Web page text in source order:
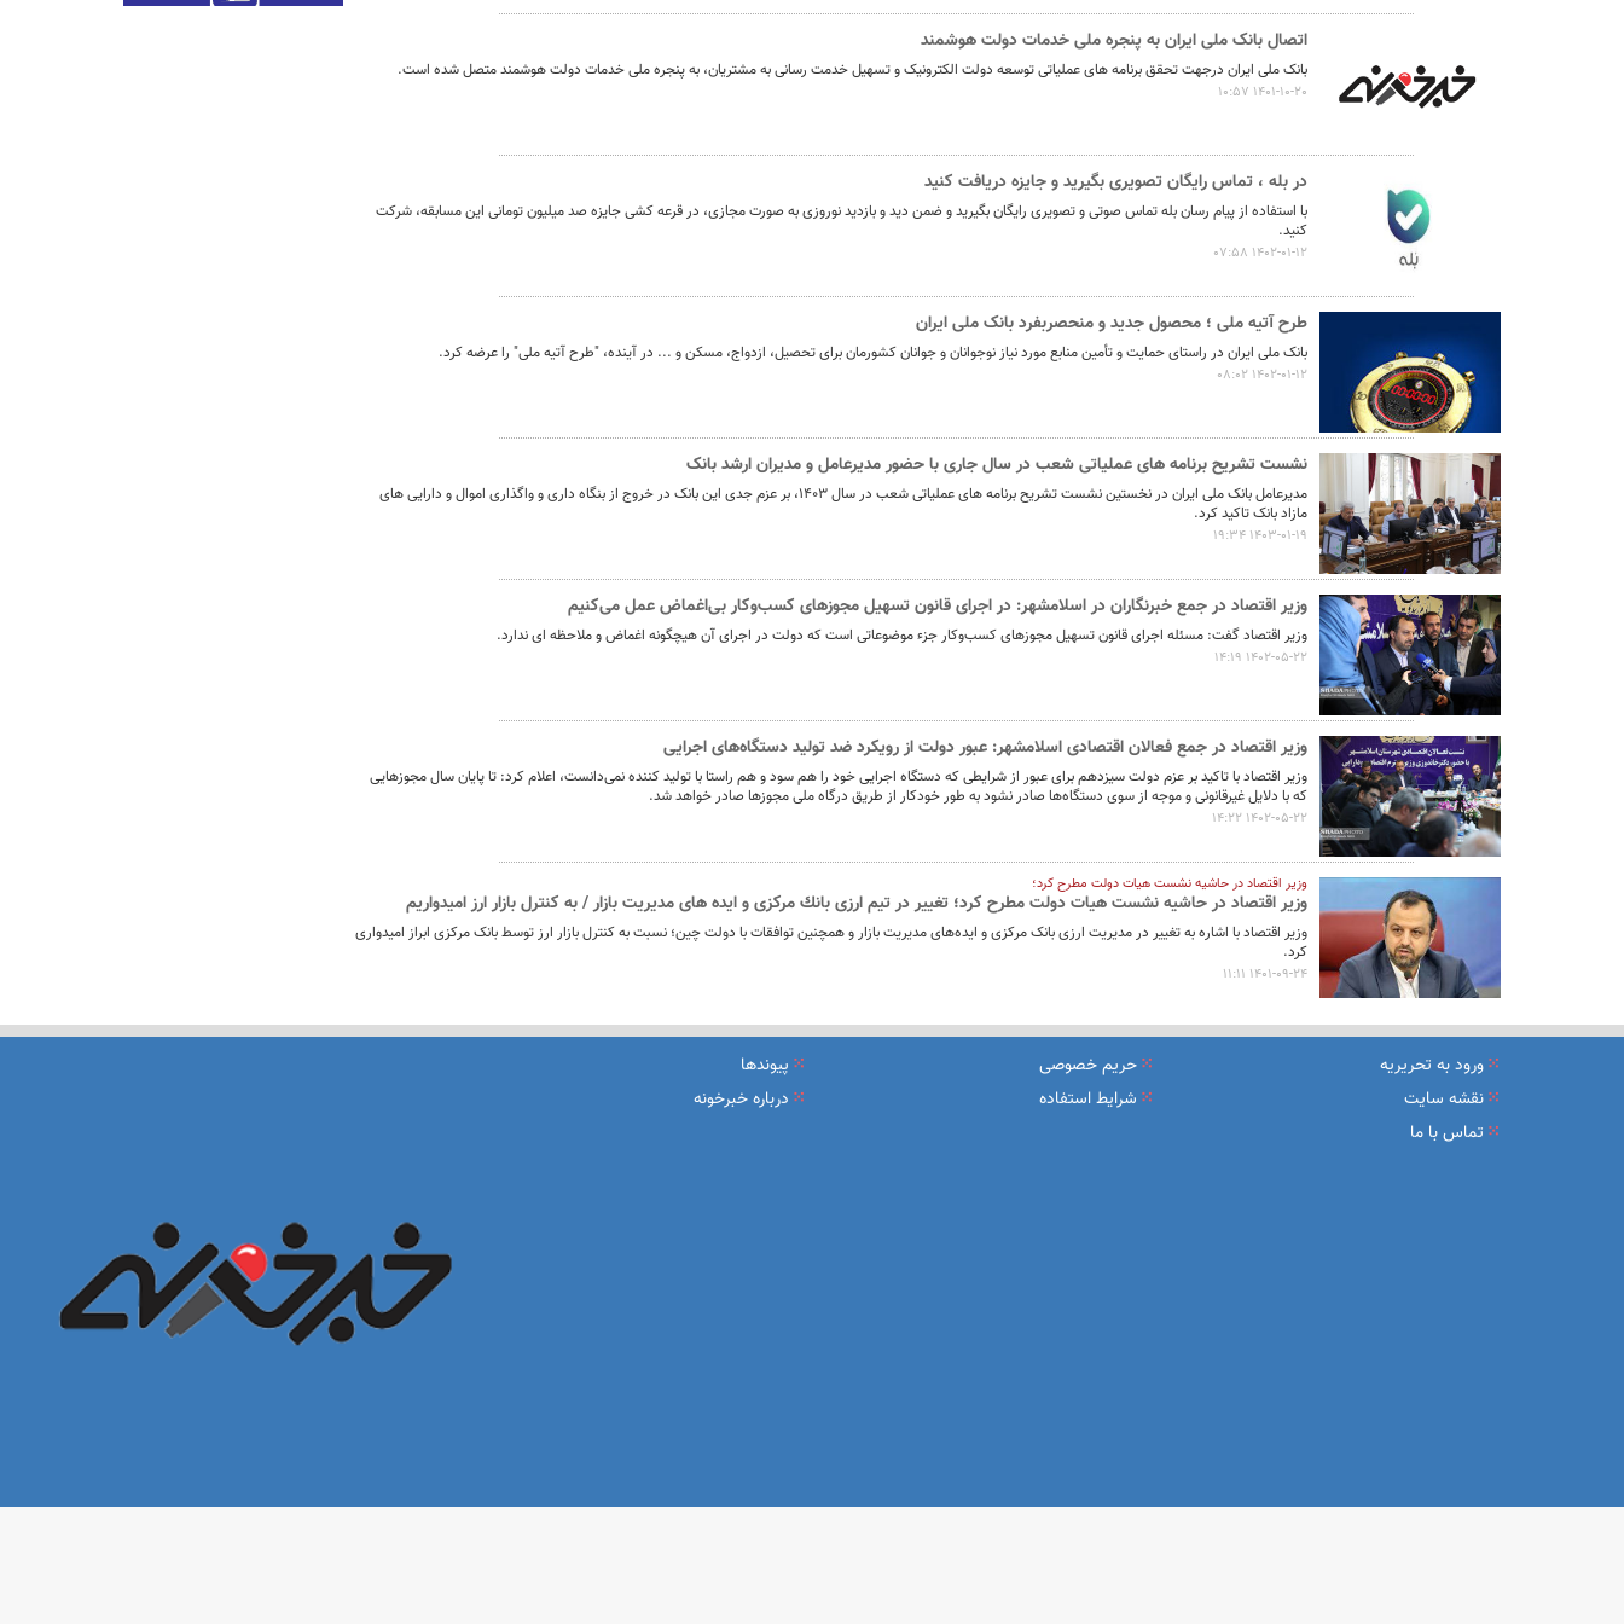
عقد تفاهم نامه عرضه محصول «مستمری مادام العمر ارس» بین شرکت بیمه باران و گروه صنعتی انتخاب
آغاز فرایند اجرایی طرح مولدسازی بعد از نوروز
طرح آتیه ملی ؛ محصول جدید و منحصربفرد بانک ملی ایران
اتصال بانک ملی ایران به پنجره ملی خدمات دولت هوشمند
بانک ملی ایران درجهت تحقق برنامه های عملیاتی توسعه دولت الکترونیک و تسهیل خدمت رسانی به مشتریان، به پنجره ملی خدمات دولت هوشمند متصل شده است.
1401-10-20 10:57
در بله ، تماس رایگان تصویری بگیرید و جایزه دریافت کنید
با استفاده از پیام رسان بله تماس صوتی و تصویری رایگان بگیرید و ضمن دید و بازدید نوروزی به صورت مجازی، در قرعه کشی جایزه صد میلیون تومانی این مسابقه، شرکت
کنید.
1402-01-12 07:58
طرح آتیه ملی ؛ محصول جدید و منحصربفرد بانک ملی ایران
بانک ملی ایران در راستای حمایت و تأمین منابع مورد نیاز نوجوانان و جوانان کشورمان برای تحصیل، ازدواج، مسکن و ... در آینده، "طرح آتیه ملی" را عرضه کرد.
1402-01-12 08:02
نشست تشریح برنامه های عملیاتی شعب در سال جاری با حضور مدیرعامل و مدیران ارشد بانک
مدیرعامل بانک ملی ایران در نخستین نشست تشریح برنامه های عملیاتی شعب در سال 1403، بر عزم جدی این بانک در خروج از بنگاه داری و واگذاری اموال و دارایی های
مازاد بانک تاکید کرد.
1403-01-19 19:34
وزیر اقتصاد در جمع خبرنگاران در اسلامشهر: در اجرای قانون تسهیل مجوزهای كسب‌و‌كار بی‌اغماض عمل می‌كنیم
وزیر اقتصاد گفت: مسئله اجرای قانون تسهیل مجوزهای کسب‌و‌کار جزء موضوعاتی است که دولت در اجرای آن هیچگونه اغماض و ملاحظه ای ندارد.
1402-05-22 14:19
وزیر اقتصاد در جمع فعالان اقتصادی اسلامشهر: عبور دولت از رویكرد ضد تولید دستگاه‌های اجرایی
وزیر اقتصاد با تاکید بر عزم دولت سیزدهم برای عبور از شرایطی که دستگاه اجرایی خود را هم سود و هم راستا با تولید کننده نمی‌دانست، اعلام کرد: تا پایان سال مجوزهایی
که با دلایل غیرقانونی و موجه از سوی دستگاه‌ها صادر نشود به طور خودکار از طریق درگاه ملی مجوزها صادر خواهد شد.
1402-05-22 14:22
وزیر اقتصاد در حاشیه نشست هیات دولت مطرح کرد؛
وزیر اقتصاد در حاشیه نشست هیات دولت مطرح کرد؛ تغییر در تیم ارزی بانك مركزی و ایده های مدیریت بازار / به كنترل بازار ارز امیدواریم
وزیر اقتصاد با اشاره به تغییر در مدیریت ارزی بانک مرکزی و ایده‌های مدیریت بازار و همچنین توافقات با دولت چین؛ نسبت به کنترل بازار ارز توسط بانک مرکزی ابراز امیدواری
کرد.
1401-09-24 11:11
ورود به تحریریه
نقشه سایت
تماس با ما
حریم خصوصی
شرایط استفاده
پیوندها
درباره خبرخونه